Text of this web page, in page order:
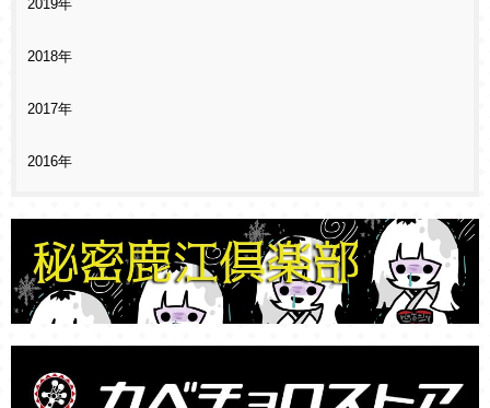
2019年
2018年
2017年
2016年